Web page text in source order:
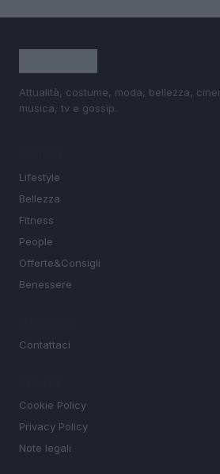
Attualità, costume, moda, bellezza,
musica, tv e gossip.
Lifestyle
Bellezza
Fitness
People
Offerte&Consigli
Benessere
Contattaci
Cookie Policy
Privacy Policy
Note legali